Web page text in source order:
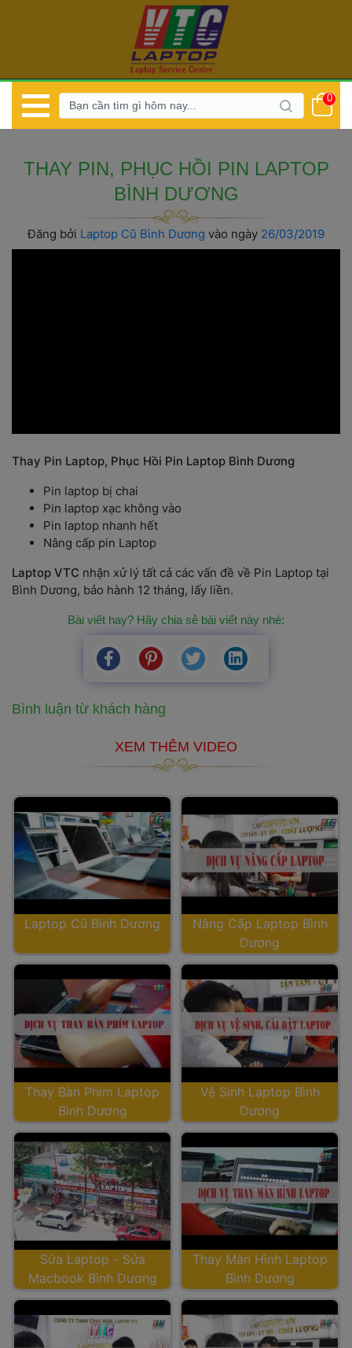
0
THAY PIN, PHỤC HỒI PIN LAPTOP
BÌNH DƯƠNG
Đăng bởi Laptop Cũ Bình Dương vào ngày 26/03/2019
Thay Pin Laptop, Phục Hồi Pin Laptop Bình Dương
Pin laptop bị chai
Pin laptop xạc không vào
Pin laptop nhanh hết
Nâng cấp pin Laptop
Laptop VTC nhận xử lý tất cả các vấn đề về Pin Laptop tại
Bình Dương, bảo hành 12 tháng, lấy liền.
Bài viết hay? Hãy chia sẻ bài viết này nhé:
Bình luận từ khách hàng
XEM THÊM VIDEO
Laptop Cũ Bình Dương
Nâng Cấp Laptop Bình
Dương
Thay Bàn Phím Laptop
Bình Dương
Vệ Sinh Laptop Bình
Dương
Sửa Laptop - Sửa
Macbook Bình Dương
Thay Màn Hình Laptop
Bình Dương